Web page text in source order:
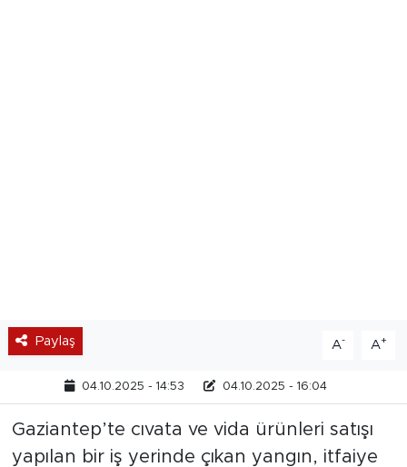
Paylaş A- A+
04.10.2025 - 14:53 04.10.2025 - 16:04
Gaziantep’te cıvata ve vida ürünleri satışı
yapılan bir iş yerinde çıkan yangın, itfaiye